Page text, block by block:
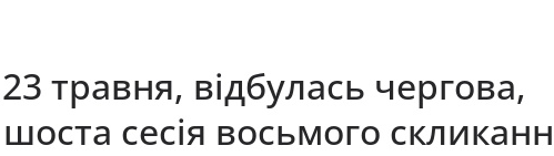
травня, відбулась чергова,
сесія восьмого